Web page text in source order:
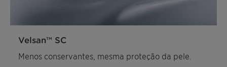
Velsan™ SC
Menos conservantes, mesma proteção da pele.